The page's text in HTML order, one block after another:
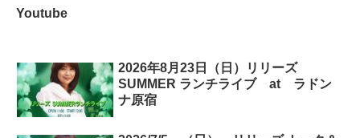
Youtube
2026年8月23日（日）リリーズ
SUMMER ランチライブ at ラドン
ナ原宿